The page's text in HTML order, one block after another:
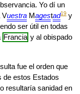
Yo dí un
Vuestra Magestad19y
ser útil en todas
Francia y al obispado
fue el orden que
de estos Estados
resultaría sanidad en